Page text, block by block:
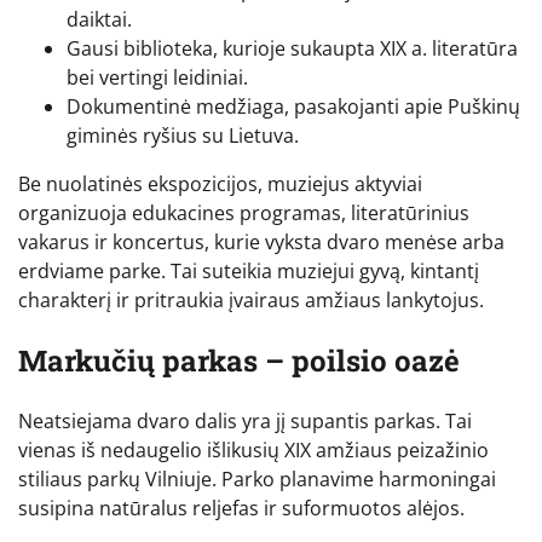
daiktai.
Gausi biblioteka, kurioje sukaupta XIX a. literatūra
bei vertingi leidiniai.
Dokumentinė medžiaga, pasakojanti apie Puškinų
giminės ryšius su Lietuva.
Be nuolatinės ekspozicijos, muziejus aktyviai
organizuoja edukacines programas, literatūrinius
vakarus ir koncertus, kurie vyksta dvaro menėse arba
erdviame parke. Tai suteikia muziejui gyvą, kintantį
charakterį ir pritraukia įvairaus amžiaus lankytojus.
Markučių parkas – poilsio oazė
Neatsiejama dvaro dalis yra jį supantis parkas. Tai
vienas iš nedaugelio išlikusių XIX amžiaus peizažinio
stiliaus parkų Vilniuje. Parko planavime harmoningai
susipina natūralus reljefas ir suformuotos alėjos.